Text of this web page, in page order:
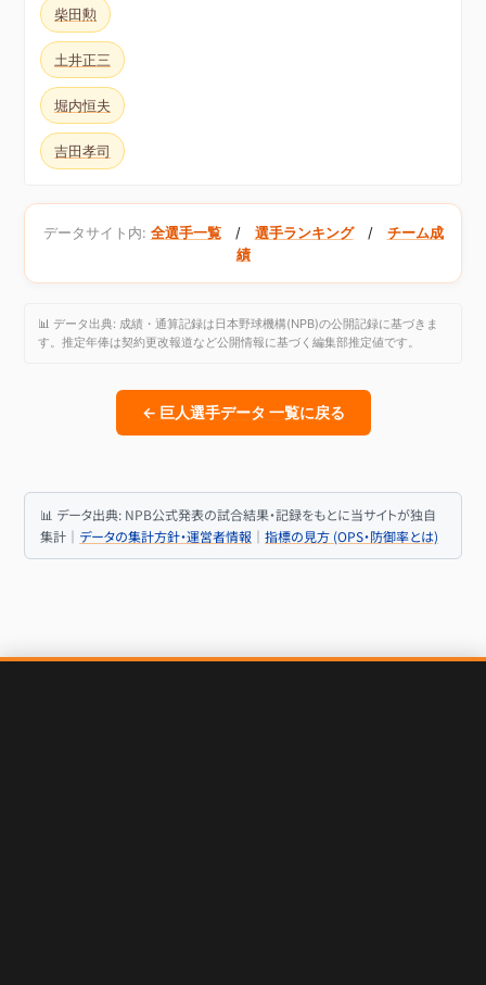
柴田勲
土井正三
堀内恒夫
吉田孝司
データサイト内: 全選手一覧/ 選手ランキング/ チーム成
績
📊 データ出典: 成績・通算記録は日本野球機構(NPB)の公開記録に基づきま
す。推定年俸は契約更改報道など公開情報に基づく編集部推定値です。
← 巨人選手データ 一覧に戻る
📊 データ出典: NPB公式発表の試合結果・記録をもとに当サイトが独自
集計｜ データの集計方針・運営者情報 ｜ 指標の見方 (OPS・防御率とは)